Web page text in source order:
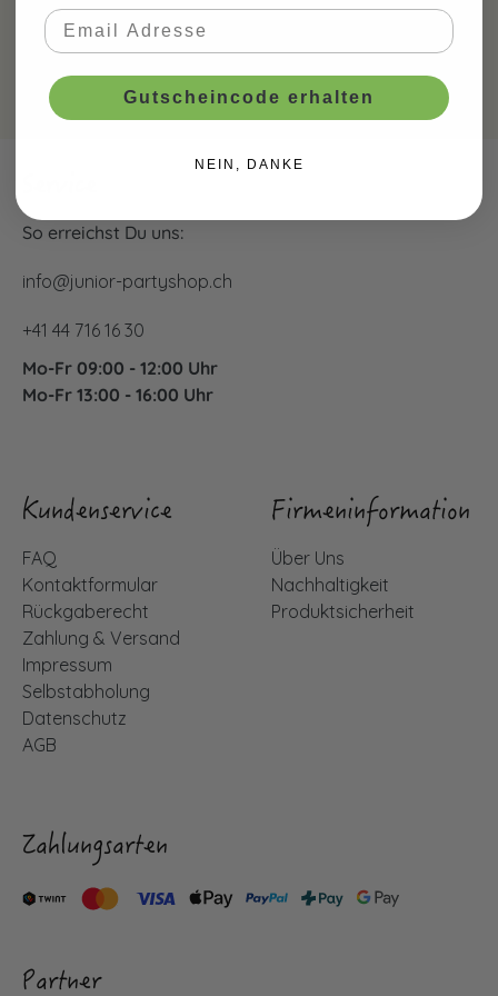
So erreichst Du uns:
info@junior-partyshop.ch
+41 44 716 16 30
Mo-Fr 09:00 - 12:00 Uhr
Mo-Fr 13:00 - 16:00 Uhr
Kundenservice
FAQ
Kontaktformular
Rückgaberecht
Zahlung & Versand
Impressum
Selbstabholung
Datenschutz
AGB
Firmeninformation
Über Uns
Nachhaltigkeit
Produktsicherheit
Zahlungsarten
Partner
Gutscheincode erhalten
NEIN, DANKE